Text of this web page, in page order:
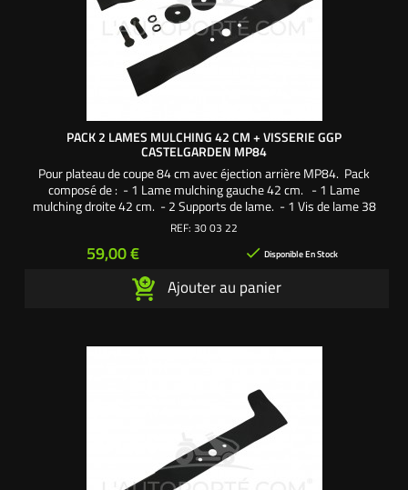
PACK 2 LAMES MULCHING 42 CM + VISSERIE GGP
CASTELGARDEN MP84
Pour plateau de coupe 84 cm avec éjection arrière MP84. Pack
composé de : - 1 Lame mulching gauche 42 cm. - 1 Lame
mulching droite 42 cm. - 2 Supports de lame. - 1 Vis de lame 38
mm pas à droite. - 1 Vis de lame 38 mm pas à gauche. - 2
L'autoporté.com ®
REF: 30 03 22
Prix
59,00 €  Disponible En Stock
Ajouter au panier